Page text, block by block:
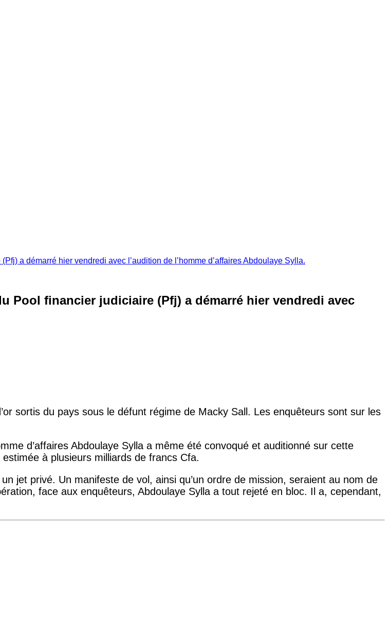
a démarré hier vendredi avec l’audition de l’homme d’affaires Abdoulaye Sylla.
Pool financier judiciaire (Pfj) a démarré hier vendredi avec
sortis du pays sous le défunt régime de Macky Sall. Les enquêteurs sont sur les
d’affaires Abdoulaye Sylla a même été convoqué et auditionné sur cette
à plusieurs milliards de francs Cfa.
jet privé. Un manifeste de vol, ainsi qu’un ordre de mission, seraient au nom de
face aux enquêteurs, Abdoulaye Sylla a tout rejeté en bloc. Il a, cependant,